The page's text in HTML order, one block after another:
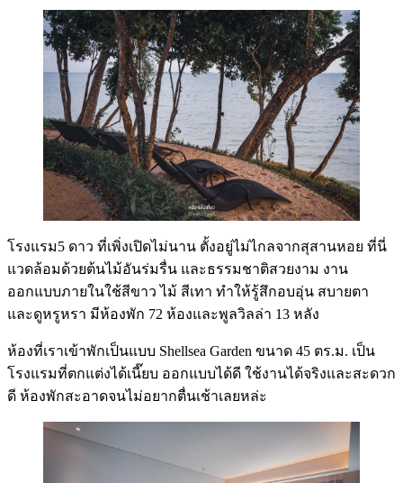
โรงแรม5 ดาว ที่เพิ่งเปิดไม่นาน ตั้งอยู่ไม่ไกลจากสุสานหอย ที่นี่
แวดล้อมด้วยต้นไม้อันร่มรื่น และธรรมชาติสวยงาม งาน
ออกแบบภายในใช้สีขาว ไม้ สีเทา ทำให้รู้สึกอบอุ่น สบายตา
และดูหรูหรา มีห้องพัก 72 ห้องและพูลวิลล่า 13 หลัง
ห้องที่เราเข้าพักเป็นแบบ Shellsea Garden ขนาด 45 ตร.ม. เป็น
โรงแรมที่ตกแต่งได้เนี๊ยบ ออกแบบได้ดี ใช้งานได้จริงและสะดวก
ดี ห้องพักสะอาดจนไม่อยากตื่นเช้าเลยหล่ะ